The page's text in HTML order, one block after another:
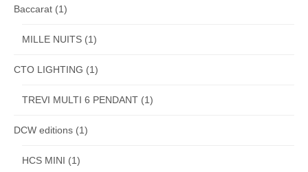
Baccarat (1)
MILLE NUITS (1)
CTO LIGHTING (1)
TREVI MULTI 6 PENDANT (1)
DCW editions (1)
HCS MINI (1)